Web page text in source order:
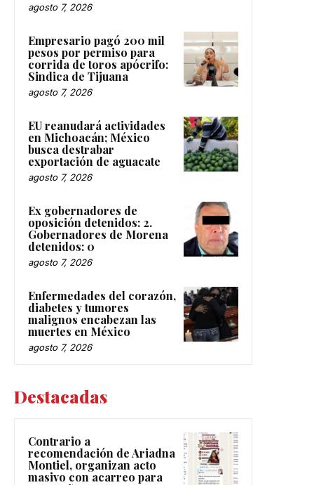
agosto 7, 2026
Empresario pagó 200 mil
pesos por permiso para
corrida de toros apócrifo:
Sindica de Tijuana
agosto 7, 2026
EU reanudará actividades
en Michoacán; México
busca destrabar
exportación de aguacate
agosto 7, 2026
Ex gobernadores de
oposición detenidos: 2.
Gobernadores de Morena
detenidos: 0
agosto 7, 2026
Enfermedades del corazón,
diabetes y tumores
malignos encabezan las
muertes en México
agosto 7, 2026
Destacadas
Contrario a
recomendación de Ariadna
Montiel, organizan acto
masivo con acarreo para